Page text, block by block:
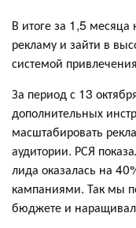
В итоге за 1,5 месяца
рекламу и зайти в
системой
За период с 13
дополнительных
масштабировать
аудитории. РСЯ
лида оказалась на
кампаниями. Так мы
бюджете и